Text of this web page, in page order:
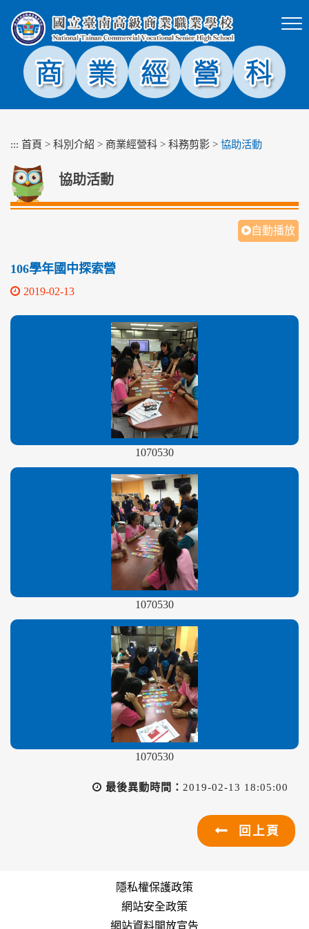
塊
::: 首頁 > 科別介紹 > 商業經營科 > 科務剪影 > 協助活動
協助活動
自動播放
106學年國中探索營
2019-02-13
1070530
1070530
1070530
最後異動時間： 2019-02-13 18:05:00
回上頁
隱私權保護政策
網站安全政策
網站資料開放宣告